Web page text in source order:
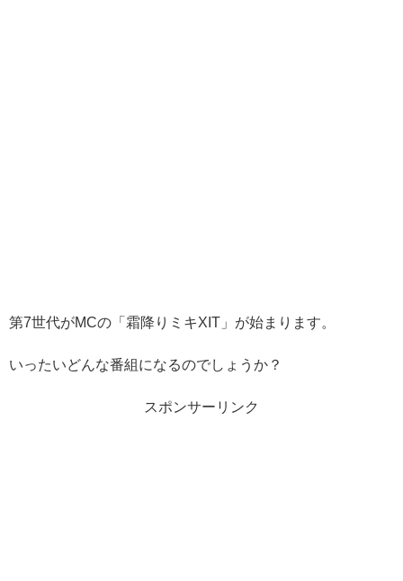
第7世代がMCの「霜降りミキXIT」が始まります。
いったいどんな番組になるのでしょうか？
スポンサーリンク